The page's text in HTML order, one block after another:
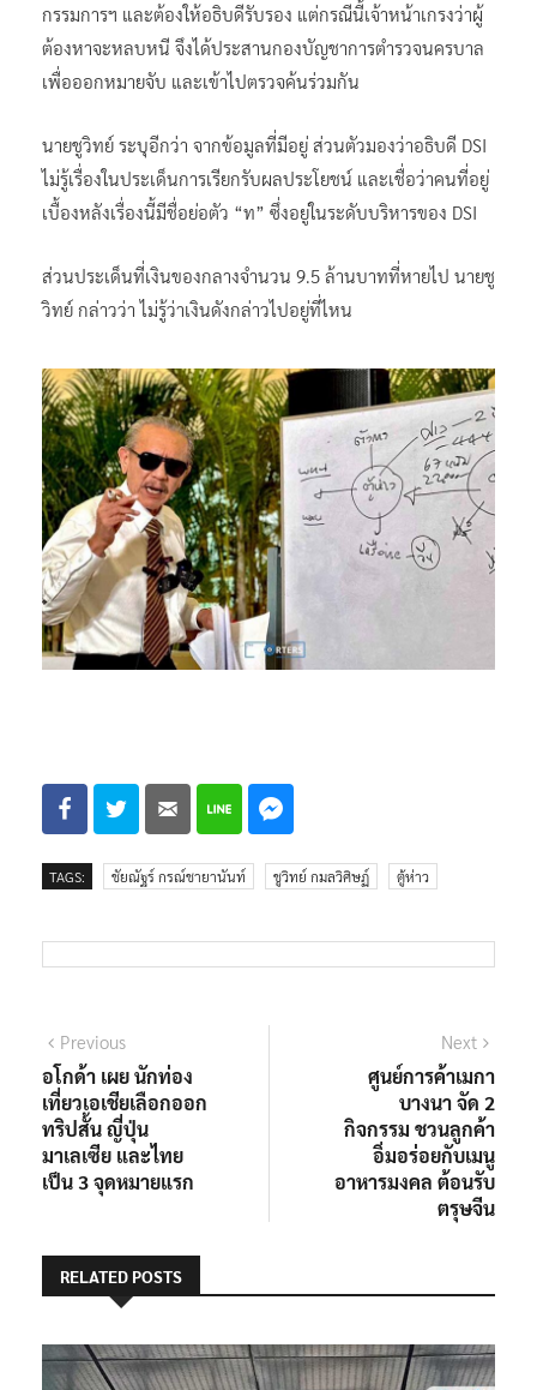
กรรมการฯ และต้องให้อธิบดีรับรอง แต่กรณีนี้เจ้าหน้าเกรงว่าผู้
ต้องหาจะหลบหนี จึงได้ประสานกองบัญชาการตำรวจนครบาล
เพื่อออกหมายจับ และเข้าไปตรวจค้นร่วมกัน
นายชูวิทย์ ระบุอีกว่า จากข้อมูลที่มีอยู่ ส่วนตัวมองว่าอธิบดี DSI
ไม่รู้เรื่องในประเด็นการเรียกรับผลประโยชน์ และเชื่อว่าคนที่อยู่
เบื้องหลังเรื่องนี้มีชื่อย่อตัว “ท” ซึ่งอยู่ในระดับบริหารของ DSI
ส่วนประเด็นที่เงินของกลางจำนวน 9.5 ล้านบาทที่หายไป นายชู
วิทย์ กล่าวว่า ไม่รู้ว่าเงินดังกล่าวไปอยู่ที่ไหน
TAGS: ชัยณัฐร์ กรณ์ชายานันท์ ชูวิทย์ กมลวิศิษฏ์ ตู้ห่าว
แนะแนว
เรื่อง
PreviousPrevious
post:
อโกด้า เผย นักท่อง
เที่ยวเอเชียเลือกออก
ทริปสั้น ญี่ปุ่น
มาเลเซีย และไทย
เป็น 3 จุดหมายแรก
Next
post:
ศูนย์การค้าเมกา
บางนา จัด 2
กิจกรรม ชวนลูกค้า
อิ่มอร่อยกับเมนู
อาหารมงคล ต้อนรับ
ตรุษจีน
RELATED POSTS